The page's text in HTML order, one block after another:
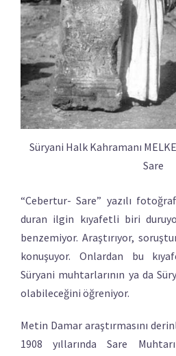
Süryani Halk Kahramanı
Sare
“Cebertur- Sare” yazılı
duran ilgin kıyafetli biri
benzemiyor. Araştırıyor,
konuşuyor. Onlardan bu
Süryani muhtarlarının ya da
olabileceğini öğreniyor.
Metin Damar araştırmasını
1908 yıllarında Sare